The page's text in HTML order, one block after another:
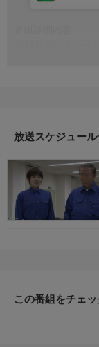
京都市内のスケー
連を疑う。同じく
のだ。事実、翌日
れ、府警は連続通
るのだが…。
放送スケジュー
この番組をチェ